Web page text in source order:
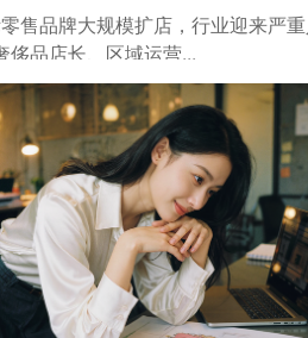
售品牌大规模扩店，行业迎来严
侈品店长、区域运营...